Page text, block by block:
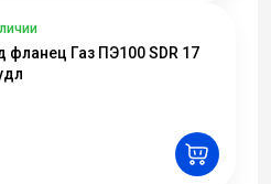
фланец Газ ПЭ100 SDR 17